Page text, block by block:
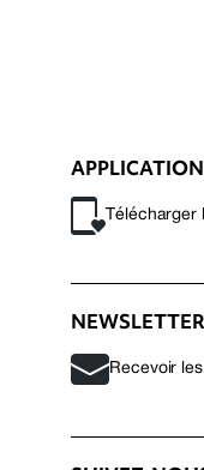
Télécharger
NEWSLETTER
Recevoir